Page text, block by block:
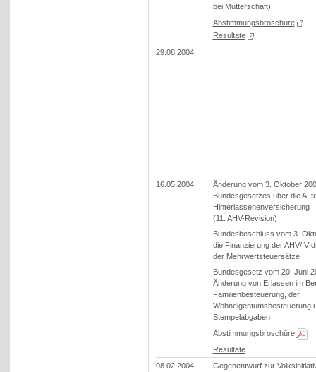
bei Mutterschaft)
Abstimmungsbroschüre
Resultate
29.08.2004
16.05.2004
Änderung vom 3. Oktober
Bundesgesetzes über die
Hinterlassenenversicherung
(11. AHV-Revision)
Bundesbeschluss vom 3.
die Finanzierung der AHV/IV
der Mehrwertsteuersätze
Bundesgesetz vom 20. Juni
Änderung von Erlassen im
Familienbesteuerung, der
Wohneigentumsbesteuerung
Stempelabgaben
Abstimmungsbroschüre
Resultate
08.02.2004
Gegenentwurf zur